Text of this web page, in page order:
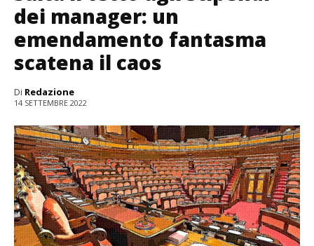
dei manager: un
emendamento fantasma
scatena il caos
Di Redazione
14 SETTEMBRE 2022